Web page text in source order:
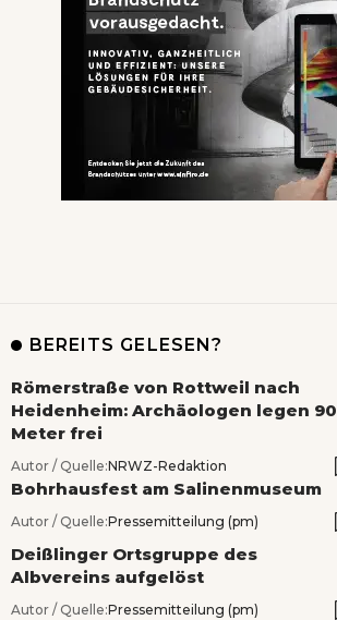
BEREITS GELESEN?
Römerstraße von Rottweil nach
Heidenheim: Archäologen legen 90
Meter frei
Autor / Quelle:NRWZ-Redaktion
Bohrhausfest am Salinenmuseum
Autor / Quelle:Pressemitteilung (pm)
Deißlinger Ortsgruppe des
Albvereins aufgelöst
Autor / Quelle:Pressemitteilung (pm)